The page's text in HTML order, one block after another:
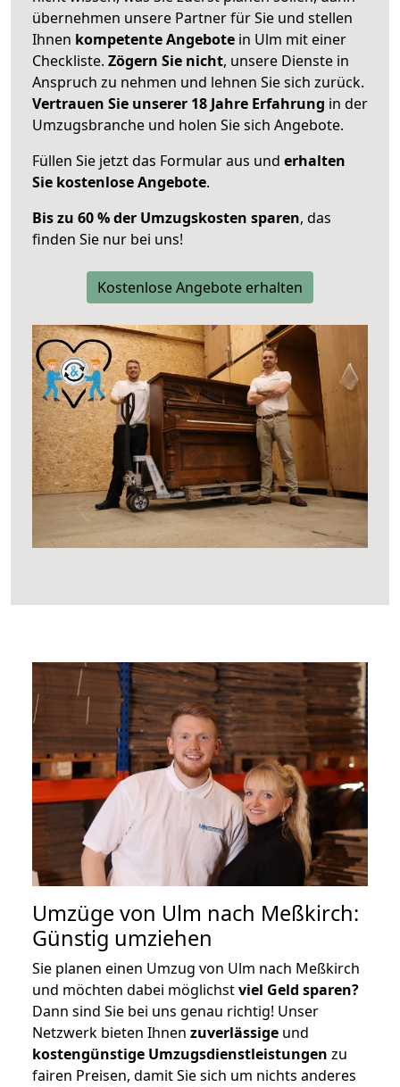
übernehmen unsere Partner für Sie und stellen
Ihnen kompetente Angebote in Ulm mit einer
Checkliste. Zögern Sie nicht, unsere Dienste in
Anspruch zu nehmen und lehnen Sie sich zurück.
Vertrauen Sie unserer 18 Jahre Erfahrung in der
Umzugsbranche und holen Sie sich Angebote.
Füllen Sie jetzt das Formular aus und erhalten
Sie kostenlose Angebote.
Bis zu 60 % der Umzugskosten sparen, das
finden Sie nur bei uns!
Kostenlose Angebote erhalten
Umzüge von Ulm nach Meßkirch:
Günstig umziehen
Sie planen einen Umzug von Ulm nach Meßkirch
und möchten dabei möglichstviel Geld sparen?
Dann sind Sie bei uns genau richtig! Unser
Netzwerk bieten Ihnen zuverlässige und
kostengünstige Umzugsdienstleistungen zu
fairen Preisen, damit Sie sich um nichts anderes